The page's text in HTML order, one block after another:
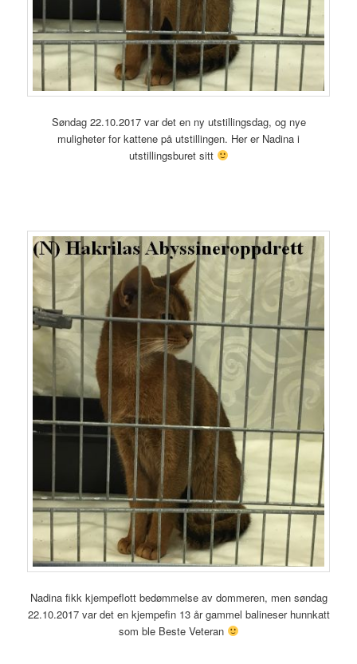
Søndag 22.10.2017 var det en ny utstillingsdag, og nye
muligheter for kattene på utstillingen. Her er Nadina i
utstillingsburet sitt
Nadina fikk kjempeflott bedømmelse av dommeren, men søndag
22.10.2017 var det en kjempefin 13 år gammel balineser hunnkatt
som ble Beste Veteran